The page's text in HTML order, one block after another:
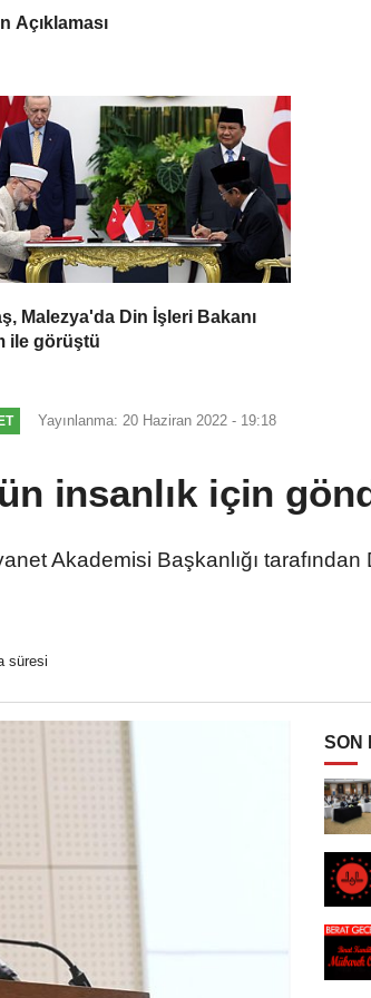
Açıklaması
Malezya'da Din İşleri Bakanı
ile görüştü
Yayınlanma: 20 Haziran 2022 - 19:18
insanlık için
Akademisi Başkanlığı
süresi
SON